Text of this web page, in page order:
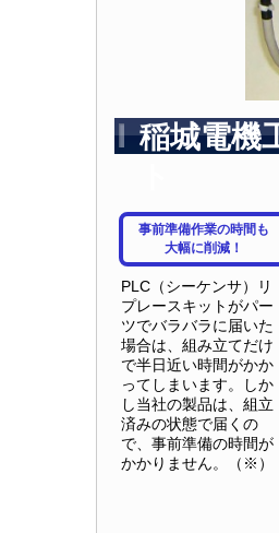
稲城電機
事前準備作業の時間も
大幅に削減！
PLC（シーケンサ）リ
プレースキットがパー
ツでバラバラに届いた
場合は、組み立てだけ
で半日近い時間がかか
ってしまいます。しか
し当社の製品は、組立
済みの状態で届くの
で、事前準備の時間が
かかりません。（※）